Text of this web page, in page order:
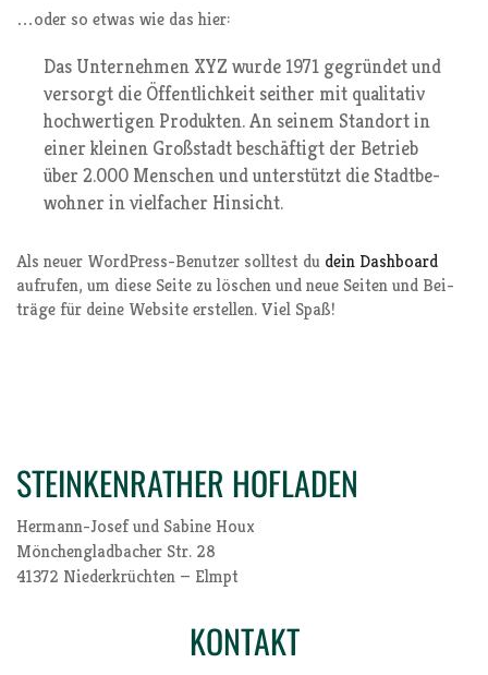
…oder so etwas wie das hier:
Das Unter­neh­men XYZ wur­de 1971 gegrün­det und
ver­sorgt die Öffent­lich­keit seit­her mit qua­li­ta­tiv
hoch­wer­ti­gen Pro­duk­ten. An sei­nem Stand­ort in
einer klei­nen Groß­stadt beschäf­tigt der Betrieb
über 2.000 Men­schen und unter­stützt die Stadt­be­
woh­ner in viel­fa­cher Hinsicht.
Als neu­er Word­Press-Benut­zer soll­test du dein Dash­board
auf­ru­fen, um die­se Sei­te zu löschen und neue Sei­ten und Bei­
trä­ge für dei­ne Web­site erstel­len. Viel Spaß!
STEINKENRATHER HOFLADEN
Her­mann-Josef und Sabi­ne Houx
Mön­chen­glad­ba­cher Str. 28
41372 Nie­der­krüch­ten — Elmpt
KONTAKT